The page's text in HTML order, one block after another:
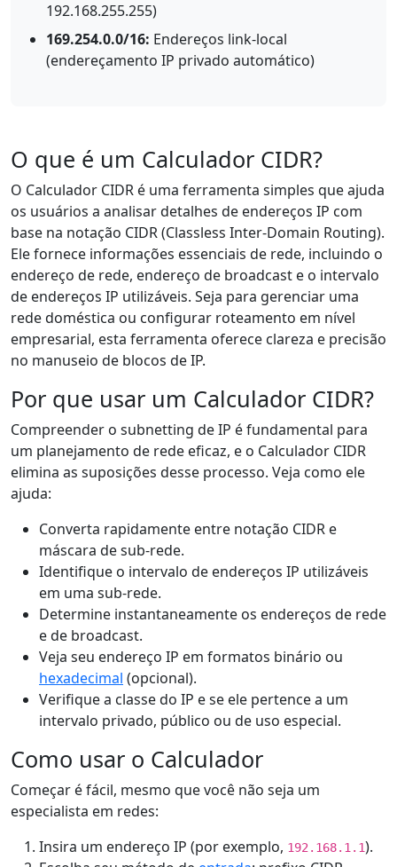
192.168.255.255)
169.254.0.0/16: Endereços link-local
(endereçamento IP privado automático)
O que é um Calculador CIDR?
O Calculador CIDR é uma ferramenta simples que ajuda
os usuários a analisar detalhes de endereços IP com
base na notação CIDR (Classless Inter-Domain Routing).
Ele fornece informações essenciais de rede, incluindo o
endereço de rede, endereço de broadcast e o intervalo
de endereços IP utilizáveis. Seja para gerenciar uma
rede doméstica ou configurar roteamento em nível
empresarial, esta ferramenta oferece clareza e precisão
no manuseio de blocos de IP.
Por que usar um Calculador CIDR?
Compreender o subnetting de IP é fundamental para
um planejamento de rede eficaz, e o Calculador CIDR
elimina as suposições desse processo. Veja como ele
ajuda:
Converta rapidamente entre notação CIDR e
máscara de sub-rede.
Identifique o intervalo de endereços IP utilizáveis
em uma sub-rede.
Determine instantaneamente os endereços de rede
e de broadcast.
Veja seu endereço IP em formatos binário ou
hexadecimal (opcional).
Verifique a classe do IP e se ele pertence a um
intervalo privado, público ou de uso especial.
Como usar o Calculador
Começar é fácil, mesmo que você não seja um
especialista em redes:
Insira um endereço IP (por exemplo, 192.168.1.1).